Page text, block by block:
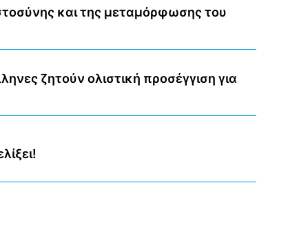
και της μεταμόρφωσης του
ζητούν ολιστική προσέγγιση για